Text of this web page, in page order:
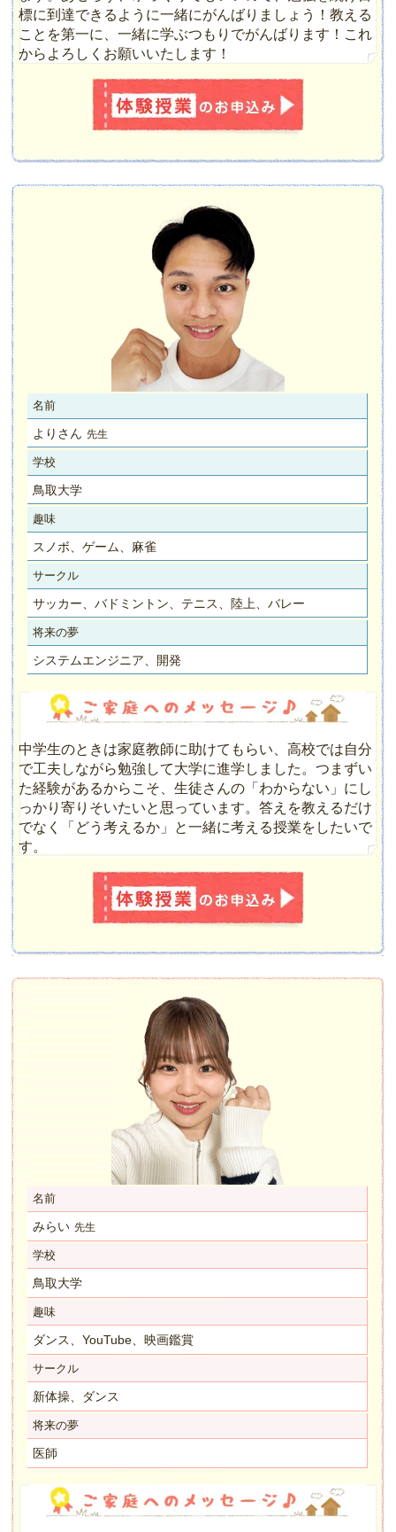
標に到達できるように一緒にがんばりましょう！教える
ことを第一に、一緒に学ぶつもりでがんばります！これ
からよろしくお願いいたします！
名前
よりさん 先生
学校
鳥取大学
趣味
スノボ、ゲーム、麻雀
サークル
サッカー、バドミントン、テニス、陸上、バレー
将来の夢
システムエンジニア、開発
中学生のときは家庭教師に助けてもらい、高校では自分
で工夫しながら勉強して大学に進学しました。つまずい
た経験があるからこそ、生徒さんの「わからない」にし
っかり寄りそいたいと思っています。答えを教えるだけ
でなく「どう考えるか」と一緒に考える授業をしたいで
す。
名前
みらい 先生
学校
鳥取大学
趣味
ダンス、YouTube、映画鑑賞
サークル
新体操、ダンス
将来の夢
医師